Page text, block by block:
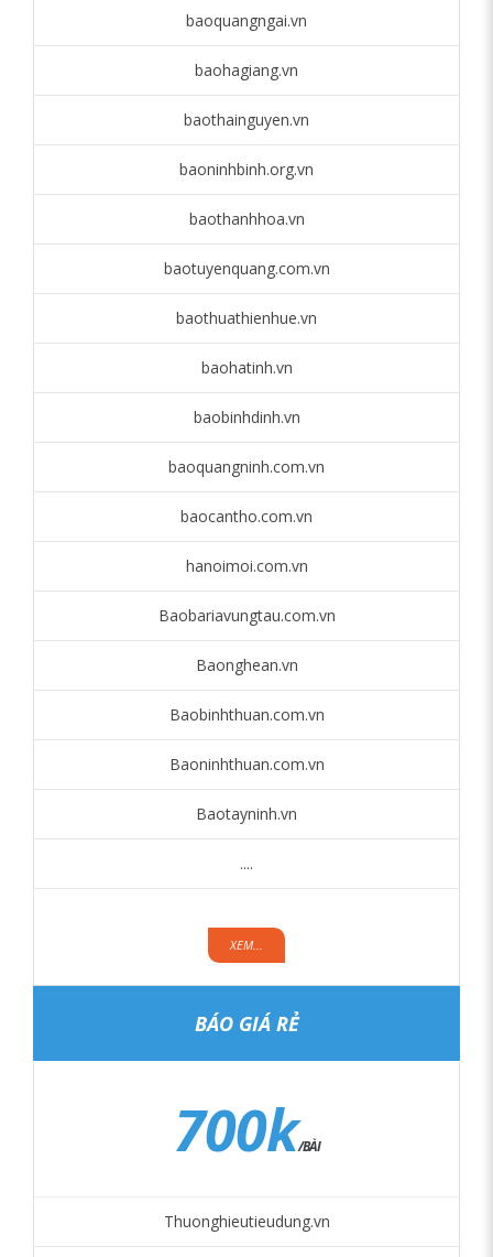
baoquangngai.vn
baohagiang.vn
baothainguyen.vn
baoninhbinh.org.vn
baothanhhoa.vn
baotuyenquang.com.vn
baothuathienhue.vn
baohatinh.vn
baobinhdinh.vn
baoquangninh.com.vn
baocantho.com.vn
hanoimoi.com.vn
Baobariavungtau.com.vn
Baonghean.vn
Baobinhthuan.com.vn
Baoninhthuan.com.vn
Baotayninh.vn
....
XEM...
BÁO GIÁ RẺ
700k/BÀI
Thuonghieutieudung.vn